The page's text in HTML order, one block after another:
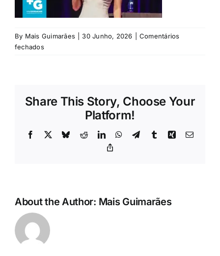
Rubricas
Jornal
By Mais Guimarães 30 Junho, 2026
Comentários
fechadosem
Share This Story, Choose Your
Platform!
Facebook BlueskyRedditLinkedInWhatsApp
TelegramTumblrXing Email
About the Author: Mais Guimarães